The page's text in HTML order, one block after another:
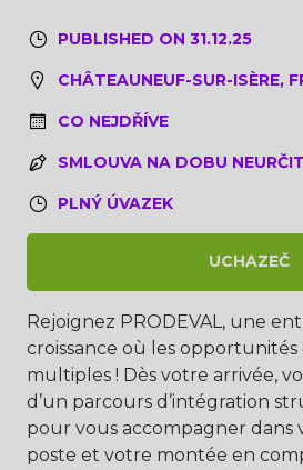
PUBLISHED ON 31.12.25
CHÂTEAUNEUF-SUR-ISÈRE,
CO NEJDŘÍVE
SMLOUVA NA DOBU
PLNÝ ÚVAZEK
UCHAZEČ
Rejoignez PRODEVAL, une
croissance où les opportunités
multiples ! Dès votre arrivée,
d’un parcours d’intégration
pour vous accompagner dans
poste et votre montée en